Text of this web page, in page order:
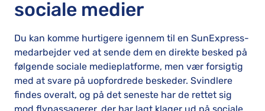
sociale medier
Du kan komme hurtigere igennem til en SunExpress-
medarbejder ved at sende dem en direkte besked på
følgende sociale medieplatforme, men vær forsigtig
med at svare på uopfordrede beskeder. Svindlere
findes overalt, og på det seneste har de rettet sig